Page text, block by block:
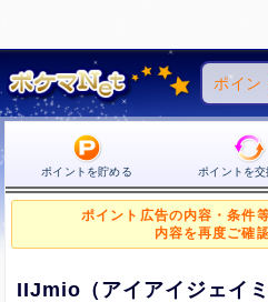
ポイントを貯める ポイントを交
ポイント広告の内容・条件
内容を再度ご確
IIJmio（アイアイジェイミ